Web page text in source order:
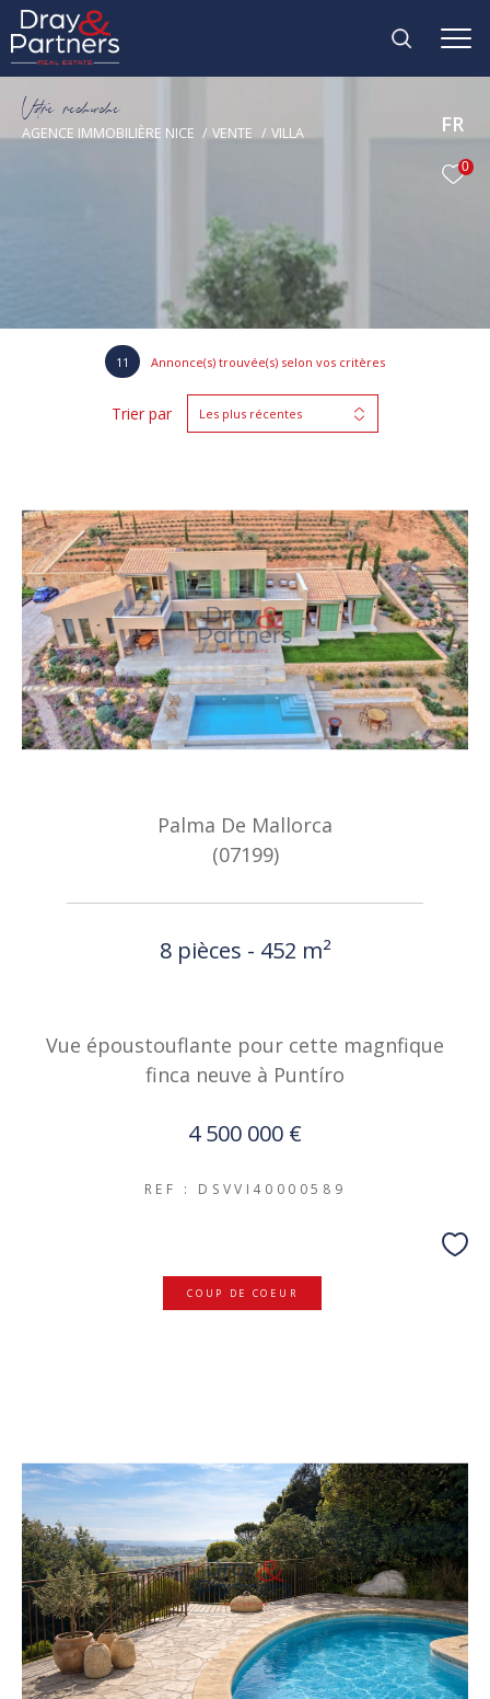
FR
0
Vore recece
AGENCE IMMOBILIÈRE NICE VENTE VILLA
11 Annonce(s) trouvée(s) selon vos critères
Trier par Les plus récentes
Palma De Mallorca
(07199)
8 pièces - 452 m²
Vue époustouflante pour cette magnfique
finca neuve à Puntíro
4 500 000 €
REF : DSVVI40000589
COUP DE COEUR